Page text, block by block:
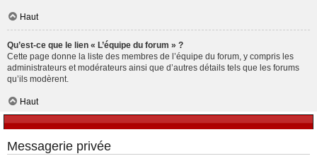
Haut
Qu’est-ce que le lien « L’équipe du forum » ?
Cette page donne la liste des membres de l’équipe du forum, y compris les
administrateurs et modérateurs ainsi que d’autres détails tels que les forums
qu’ils modèrent.
Haut
Messagerie privée